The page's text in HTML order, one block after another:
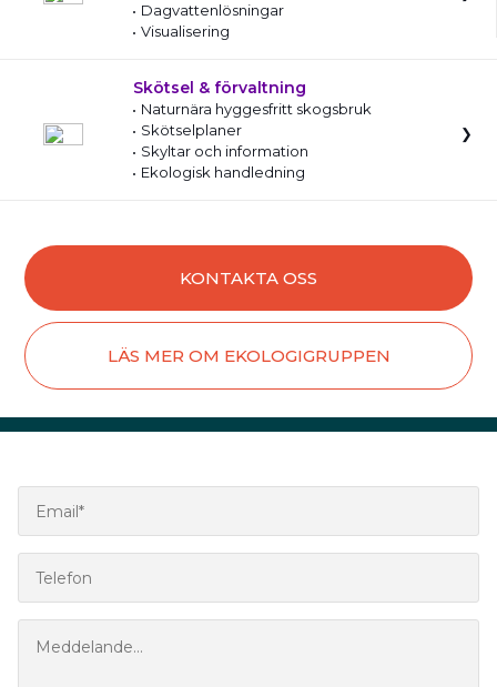
Dagvattenlösningar
Visualisering
Skötsel & förvaltning
Naturnära hyggesfritt skogsbruk
Skötselplaner
Skyltar och information
Ekologisk handledning
KONTAKTA OSS
LÄS MER OM EKOLOGIGRUPPEN